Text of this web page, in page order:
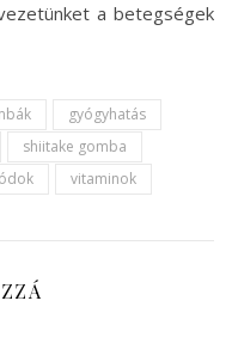
a betegségek
gyógyhatás
shiitake gomba
vitaminok